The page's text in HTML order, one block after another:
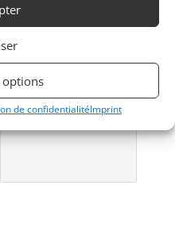
options
de confidentialitéImprint
Obtenir un tarif